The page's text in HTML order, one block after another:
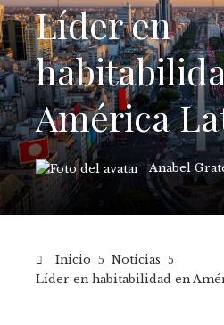
Líder en
América
Anabel
Inicio
Noticias
Líder en habitabilidad en